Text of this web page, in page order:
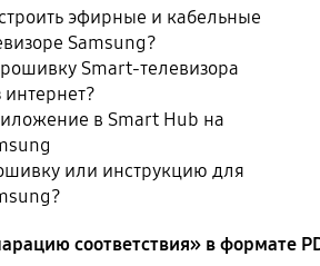
эфирные и кабельные
Samsung?
Smart-телевизора
в Smart Hub на
или инструкцию для
соответствия» в формате